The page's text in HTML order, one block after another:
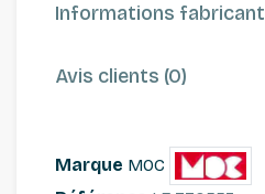
Informations fabricant
Avis clients (0)
Marque MOC